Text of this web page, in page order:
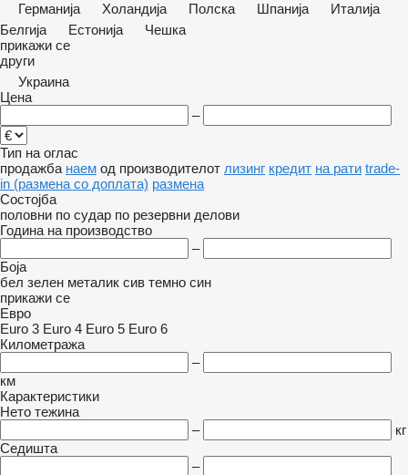
Германија
Холандија Полска Шпанија
Италија
Белгија
Естонија
Чешка
прикажи се
други
Украина
Цена
–
Тип на оглас
продажба наем од производителот лизинг кредит на рати trade-
in (размена со доплата) размена
Состојба
половни по судар по резервни делови
Година на производство
–
Боја
бел зелен металик сив темно син
прикажи се
Евро
Euro 3 Euro 4 Euro 5 Euro 6
Километража
–
км
Карактеристики
Нето тежина
–
кг
Седишта
–